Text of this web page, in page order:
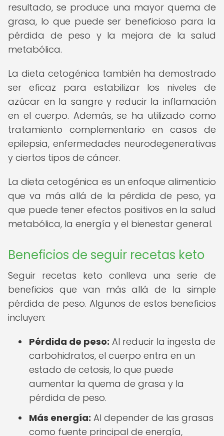
resultado, se produce una mayor quema de
grasa, lo que puede ser beneficioso para la
pérdida de peso y la mejora de la salud
metabólica.
La dieta cetogénica también ha demostrado
ser eficaz para estabilizar los niveles de
azúcar en la sangre y reducir la inflamación
en el cuerpo. Además, se ha utilizado como
tratamiento complementario en casos de
epilepsia, enfermedades neurodegenerativas
y ciertos tipos de cáncer.
La dieta cetogénica es un enfoque alimenticio
que va más allá de la pérdida de peso, ya
que puede tener efectos positivos en la salud
metabólica, la energía y el bienestar general.
Beneficios de seguir recetas keto
Seguir recetas keto conlleva una serie de
beneficios que van más allá de la simple
pérdida de peso. Algunos de estos beneficios
incluyen:
Pérdida de peso: Al reducir la ingesta de
carbohidratos, el cuerpo entra en un
estado de cetosis, lo que puede
aumentar la quema de grasa y la
pérdida de peso.
Más energía: Al depender de las grasas
como fuente principal de energía,